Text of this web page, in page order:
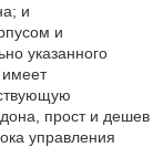
и
и
указанного
имеет
прост и дешев
управления